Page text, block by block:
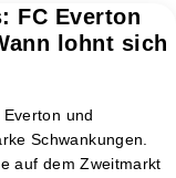
FC Everton
lohnt sich
und
Schwankungen.
auf dem Zweitmarkt